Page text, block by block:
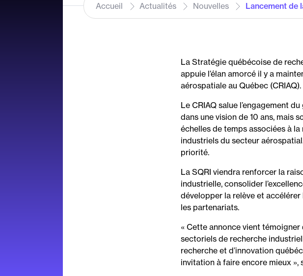
Accueil Actualités Nouvelles Lancement de
La Stratégie québécoise de
appuie l’élan amorcé il y a
aérospatiale au Québec (CRIAQ).
Le CRIAQ salue l’engagement
dans une vision de 10 ans, mais
échelles de temps associées à
industriels du secteur
priorité.
La SQRI viendra renforcer la
industrielle, consolider
développer la relève et
les partenariats.
« Cette annonce vient
sectoriels de recherche
recherche et d’innovation
invitation à faire encore mieux »,